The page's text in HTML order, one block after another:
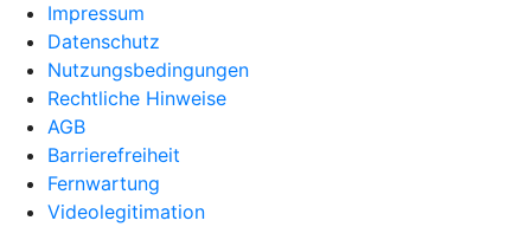
Impressum
Datenschutz
Nutzungsbedingungen
Rechtliche Hinweise
AGB
Barrierefreiheit
Fernwartung
Videolegitimation